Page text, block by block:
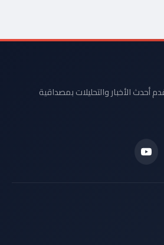
أحدث الأخبار والتحليلات بمصداقية